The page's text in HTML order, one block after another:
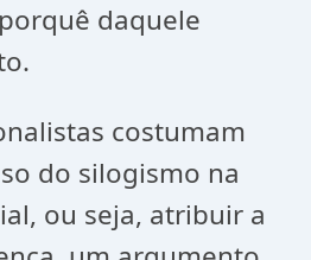
daquele
costumam
do silogismo na
ou seja, atribuir a